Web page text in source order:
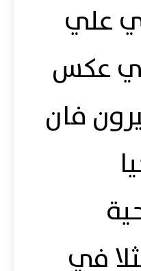
علي
عكس
فان
في